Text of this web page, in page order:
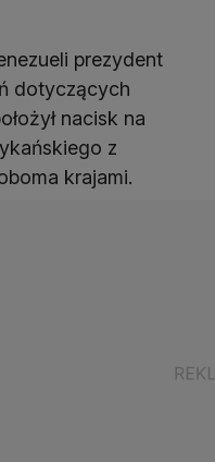
prezydent
dotyczących
nacisk na
z
krajami.